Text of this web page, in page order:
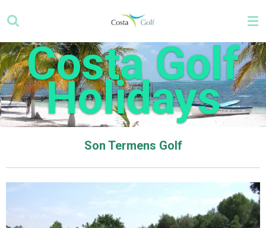
Hauptinhalt
springenCosta Golf
Holidays
Son Termens Golf